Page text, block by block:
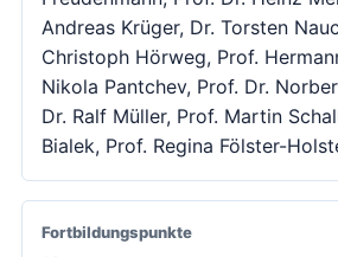
Andreas Krüger, Dr. Torsten
Christoph Hörweg, Prof.
Nikola Pantchev, Prof. Dr.
Dr. Ralf Müller, Prof. Martin
Bialek, Prof. Regina Fölster-
Fortbildungspunkte